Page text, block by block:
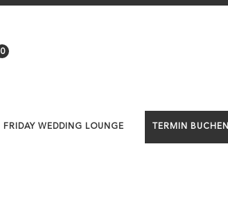
0
FRIDAY WEDDING LOUNGE TERMIN BUCHEN